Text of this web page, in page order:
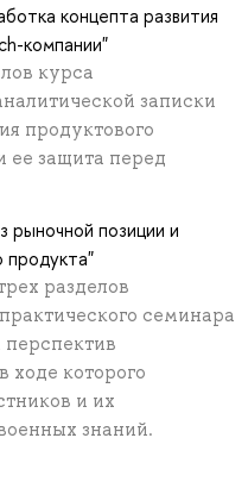
концепта развития
компании"
курса
записки
продуктового
ее защита перед
рыночной позиции и
продукта"
разделов
семинара
ходе которого
и их
знаний.